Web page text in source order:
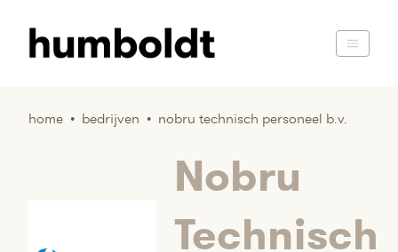
home • bedrijven • nobru technisch personeel b.v.
Nobru
Technisch